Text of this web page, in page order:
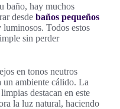
baño, hay muchos
desde baños pequeños
luminosos. Todos estos
sin perder
en tonos neutros
un ambiente cálido. La
destacan en este
la luz natural, haciendo